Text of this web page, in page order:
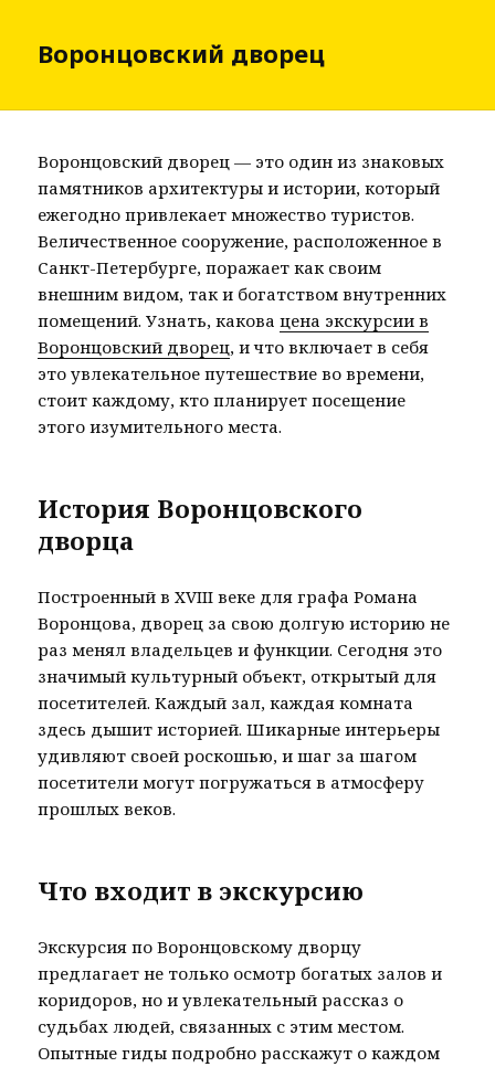
Воронцовский дворец
Воронцовский дворец — это один из знаковых
памятников архитектуры и истории, который
ежегодно привлекает множество туристов.
Величественное сооружение, расположенное в
Санкт-Петербурге, поражает как своим
внешним видом, так и богатством внутренних
помещений. Узнать, каковацена экскурсии в
Воронцовский дворец, и что включает в себя
это увлекательное путешествие во времени,
стоит каждому, кто планирует посещение
этого изумительного места.
История Воронцовского
дворца
Построенный в XVIII веке для графа Романа
Воронцова, дворец за свою долгую историю не
раз менял владельцев и функции. Сегодня это
значимый культурный объект, открытый для
посетителей. Каждый зал, каждая комната
здесь дышит историей. Шикарные интерьеры
удивляют своей роскошью, и шаг за шагом
посетители могут погружаться в атмосферу
прошлых веков.
Что входит в экскурсию
Экскурсия по Воронцовскому дворцу
предлагает не только осмотр богатых залов и
коридоров, но и увлекательный рассказ о
судьбах людей, связанных с этим местом.
Опытные гиды подробно расскажут о каждом